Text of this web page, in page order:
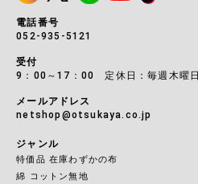
電話番号
052-935-5121
受付
9：00～17：00 定休日：毎週木曜日
メールアドレス
netshop@otsukaya.co.jp
ジャンル
特価品 在庫わずかの布
綿 コットン無地